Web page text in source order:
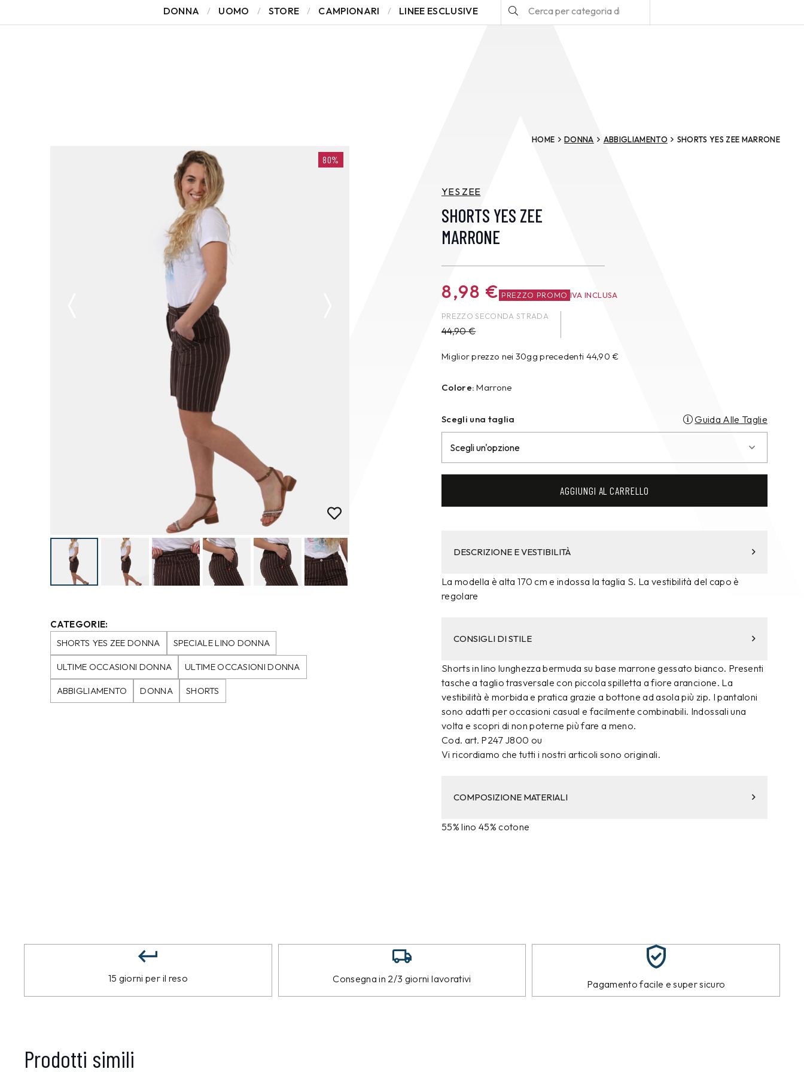
DONNA UOMO STORE CAMPIONARI LINEE ESCLUSIVE
HOME DONNA ABBIGLIAMENTO SHORTS YES ZEE MARRONE
80%
CATEGORIE:
SHORTS YES ZEE DONNA
SPECIALE LINO DONNA
ULTIME OCCASIONI DONNA ULTIME OCCASIONI DONNA
ABBIGLIAMENTO DONNA SHORTS
YES ZEE
SHORTS YES ZEE
MARRONE
8,98 € PREZZO PROMO IVA INCLUSA
PREZZO SECONDA STRADA
44,90€
Miglior prezzo nei 30gg precedenti 44,90€
Colore: Marrone
Scegli una taglia Guida Alle Taglie
AGGIUNGI AL CARRELLO
DESCRIZIONE E VESTIBILITÀ
La modella è alta 170 cm e indossa la taglia S. La vestibilità del capo è
regolare
CONSIGLI DI STILE
Shorts in lino lunghezza bermuda su base marrone gessato bianco. Presenti
tasche a taglio trasversale con piccola spilletta a fiore arancione. La
vestibilità è morbida e pratica grazie a bottone ad asola più zip. I pantaloni
sono adatti per occasioni casual e facilmente combinabili. Indossali una
volta e scopri di non poterne più fare a meno.
Cod. art. P247 J800 ou
Vi ricordiamo che tutti i nostri articoli sono originali.
COMPOSIZIONE MATERIALI
55% lino 45% cotone
15 giorni per il reso Consegna in 2/3 giorni lavorativi Pagamento facile e super sicuro
Prodotti simili